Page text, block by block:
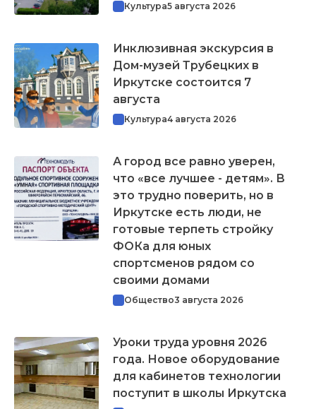
Культура5 августа 2026
Инклюзивная экскурсия в
Дом-музей Трубецких в
Иркутске состоится 7
августа
Культура4 августа 2026
А город все равно уверен,
что «все лучшее - детям». В
это трудно поверить, но в
Иркутске есть люди, не
готовые терпеть стройку
ФОКа для юных
спортсменов рядом со
своими домами
Общество3 августа 2026
Уроки труда уровня 2026
года. Новое оборудование
для кабинетов технологии
поступит в школы Иркутска